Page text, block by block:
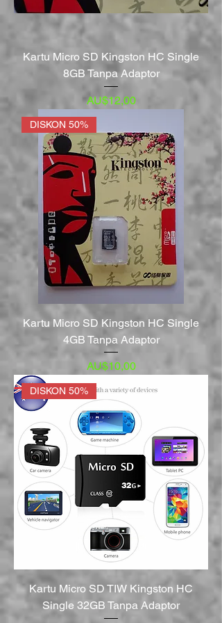
Kartu Micro SD Kingston HC Single
8GB Tanpa Adaptor
Harga
AU$12,00
DISKON 50%
Kartu Micro SD Kingston HC Single
4GB Tanpa Adaptor
Harga
AU$10,00
DISKON 50%
Kartu Micro SD TIW Kingston HC
Single 32GB Tanpa Adaptor